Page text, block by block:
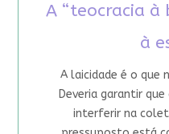
A “teocracia à
à
A laicidade é o que
Deveria garantir
interferir na